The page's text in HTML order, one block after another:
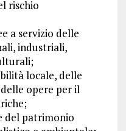
rischio
a servizio delle
industriali,
locale, delle
opere per il
del patrimonio